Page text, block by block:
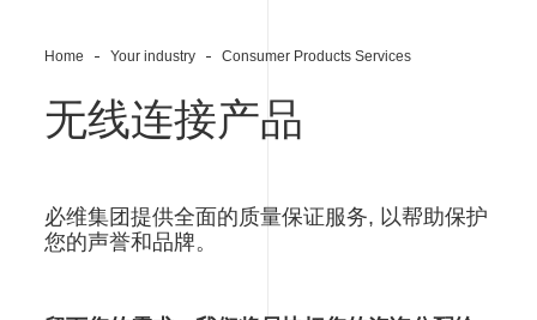
Home Your industry Consumer Products Services
无线连接产品
必维集团提供全面的质量保证服务, 以帮助保护
您的声誉和品牌。